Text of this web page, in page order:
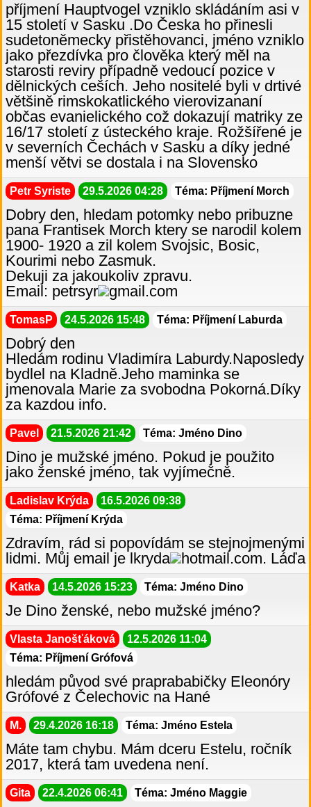
příjmení Hauptvogel vzniklo skládáním asi v
15 století v Sasku .Do Česka ho přinesli
sudetoněmecky přistěhovanci, jméno vzniklo
jako přezdívka pro člověka který měl na
starosti reviry případně vedoucí pozice v
dělnických ceších. Jeho nositelé byli v drtivé
většině rimskokatlického vierovizananí
občas evanielického což dokazují matriky ze
16/17 století z ústeckého kraje. Rožšířené je
v severních Čechách v Sasku a díky jedné
menší větvi se dostala i na Slovensko
Petr Syriste 29.5.2026 04:28 Téma: Příjmení Morch
Dobry den, hledam potomky nebo pribuzne
pana Frantisek Morch ktery se narodil kolem
1900- 1920 a zil kolem Svojsic, Bosic,
Kourimi nebo Zasmuk.
Dekuji za jakoukoliv zpravu.
Email: petrsyr
gmail.com
TomasP 24.5.2026 15:48 Téma: Příjmení Laburda
Dobrý den
Hledám rodinu Vladimíra Laburdy.Naposledy
bydlel na Kladně.Jeho maminka se
jmenovala Marie za svobodna Pokorná.Díky
za kazdou info.
Pavel 21.5.2026 21:42 Téma: Jméno Dino
Dino je mužské jméno. Pokud je použito
jako ženské jméno, tak vyjímečně.
Ladislav Krýda
16.5.2026 09:38
Téma: Příjmení Krýda
Zdravím, rád si popovídám se stejnojmenými
lidmi. Můj email je lkryda
hotmail.com. Láďa
Katka 14.5.2026 15:23 Téma: Jméno Dino
Je Dino ženské, nebo mužské jméno?
Vlasta Janošťáková
12.5.2026 11:04
Téma: Příjmení Grófová
hledám původ své praprababičky Eleonóry
Grófové z Čelechovic na Hané
M. 29.4.2026 16:18 Téma: Jméno Estela
Máte tam chybu. Mám dceru Estelu, ročník
2017, která tam uvedena není.
Gita 22.4.2026 06:41 Téma: Jméno Maggie